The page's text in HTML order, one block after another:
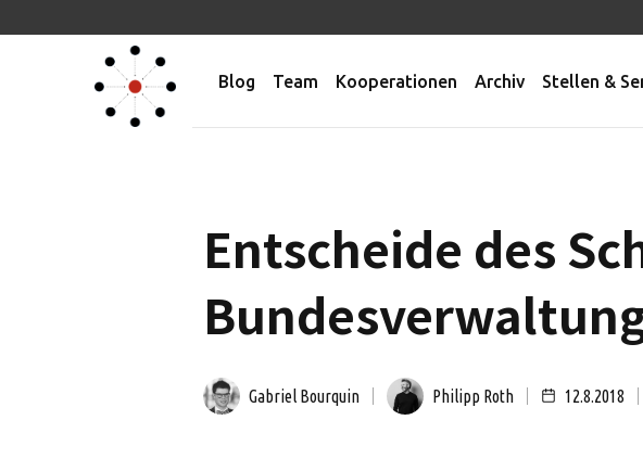
Blog Team Kooperationen Archiv Stellen &
Entscheide des
Gabriel Bourquin Philipp Roth 12.8.2018